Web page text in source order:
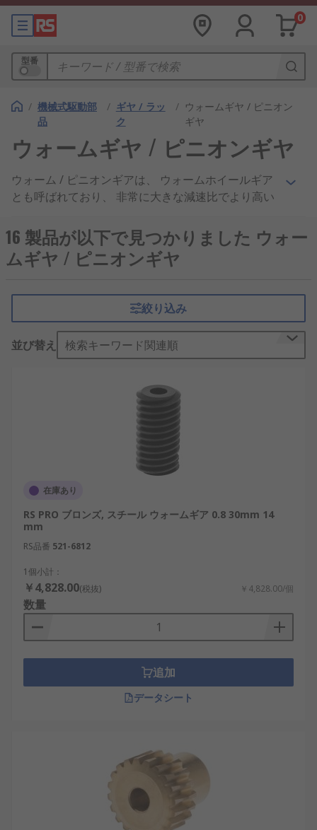
0
型番
/ 機械式駆動部
品
/ ギヤ / ラッ
ク
/ ウォームギヤ / ピニオン
ギヤ
ウォームギヤ / ピニオンギヤ
ウォーム / ピニオンギアは、 ウォームホイールギア
とも呼ばれており、 非常に大きな減速比でより高い
産業や家庭の幅広い用途で使用されています。ウォ
ームギアは、歯でギアを駆動するねじシャフトに似
ており、 この機構で機械や部品の動作を可能にしま
アは1つの歯だけ前方に回転します。したがって、
歯数が50の場合、 ギア比は50:1になります。つま
り、 ピニオンギアとウォームギアは、ウォーム駆動
と呼ばれるギア配置で連動します。
ウォームギアとピニオンギアの仕
たとえば、電気モーターを使用して、ウォームギア
に回転力を 加えると、 ピニオンギアに対して回転
し、 スパーギアの場合と同様にピニオンギアにトル
クを伝達します。このシステムは、ウォームギアが
ピニオンギアを簡単に回転させられるように設計さ
れていますが、 逆にピニオンギアが動力をウォーム
ギアに伝達することはできません。ピニオンギアが
間の摩擦により、ウォームギアが回転しなくなりま
す。これは、セルフロックと呼ばれています。
ウォームギアとピニオンギアの用
途
ウォームギアとピニオンギアは、重機だけではな
く、家電機器にも使用されています。これらは、コ
の搭載部品)などの機械で役立っています。
16 製品が以下で見つかりました ウォー
ムギヤ / ピニオンギヤ
絞り込み
並び替え 検索キーワード関連順
在庫あり
RS PRO ブロンズ, スチール ウォームギア 0.8 30mm 14
mm
RS品番 521-6812
1個小計：
￥4,828.00(税抜) ￥4,828.00/個
数量
追加
データシート